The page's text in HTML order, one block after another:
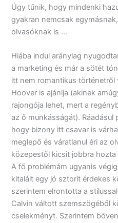
Úgy tűnik, hogy mindenki
gyakran nemcsak
olvasóknak is …
Hiába indul aránylag
a marketing és már a sötét
itt nem romantikus történetről
Hoover is ajánlja (akinek
rajongója lehet, mert a
az ő munkásságát). Ráadásul
hogy bizony itt csavar is
meglepő és váratlanul éri az
közepestől kicsit jobbra
A fő problémám ugyanis
kitalált egy jó sztorit érdekes
szerintem elrontotta a
Calvin váltott szemszögéből
cselekményt. Szerintem